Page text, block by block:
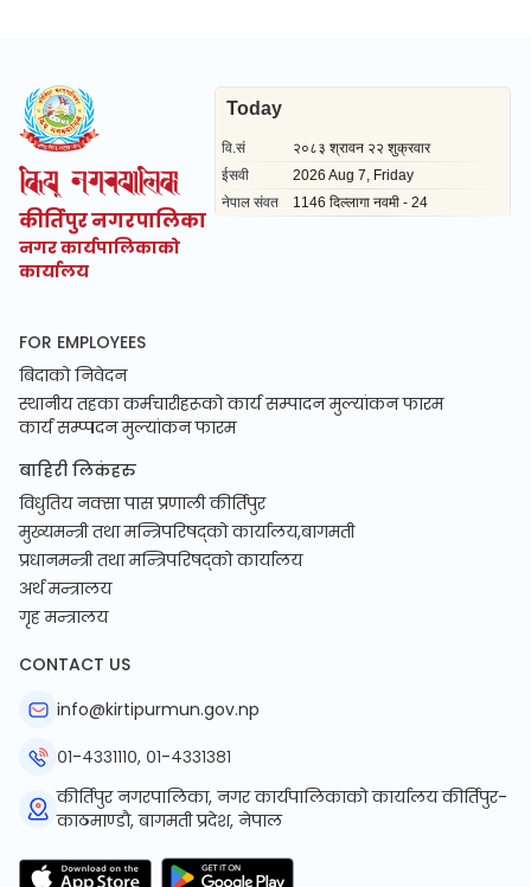
कीर्तिपुर नगरपालिका
नगर कार्यपालिकाको
कार्यालय
FOR EMPLOYEES
बिदाको निवेदन
स्थानीय तहका कर्मचारीहरूको कार्य सम्पादन मुल्यांकन फारम
कार्य सम्प्पदन मुल्यांकन फारम
बाहिरी लिकंहरु
विधुतिय नक्सा पास प्रणाली कीर्तिपुर
मुख्यमन्त्री तथा मन्त्रिपरिषद्को कार्यालय,बागमती
प्रधानमन्त्री तथा मन्त्रिपरिषद्को कार्यालय
अर्थ मन्त्रालय
गृह मन्त्रालय
CONTACT US
info@kirtipurmun.gov.np
०१-४३३१११०, ०१-४३३१३८१
कीर्तिपुर नगरपालिका, नगर कार्यपालिकाको कार्यालय कीर्तिपुर-
काठमाण्डौ, बागमती प्रदेश, नेपाल